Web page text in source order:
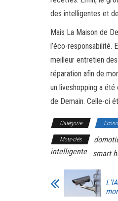
des intelligentes et
Mais La Maison de
l’éco-responsabilité.
meilleur entretien
réparation afin de
un liveshopping a
de Demain. Celle-ci
Catégorie
Mots-clés
intelligente
smart